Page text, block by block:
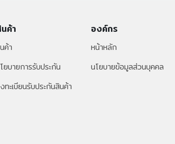
ค้า
ค้า
ยบายการรับประกัน
ทะเบียนรับประกันสินค้า
องค์กร
หน้าหลัก
นโยบายข้อมูลส่วนบุคคล